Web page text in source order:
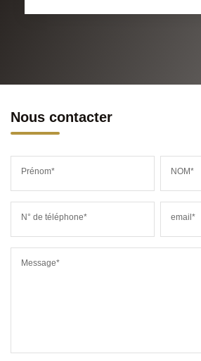
Nous contacter
Prénom* NOM*
N° de téléphone* email*
Message*